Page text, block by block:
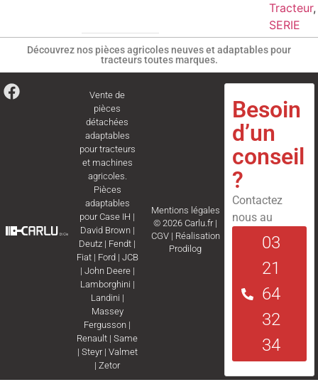
Tracteur,
SERIE
Découvrez nos pièces agricoles neuves et adaptables pour
tracteurs toutes marques.
Vente de
pièces
détachées
adaptables
pour tracteurs
et machines
agricoles.
Pièces
adaptables
pourCase IH |
David Brown|
Deutz | Fendt |
Fiat| Ford| JCB
| John Deere|
Lamborghini |
Landini |
Massey
Fergusson |
Renault |Same
| Steyr| Valmet
|Zetor
Mentions légales
© 2026 Carlu.fr |
CGV| Réalisation
Prodilog
Besoin
d’un
conseil
?
Contactez
nous au
03
21
64
32
34